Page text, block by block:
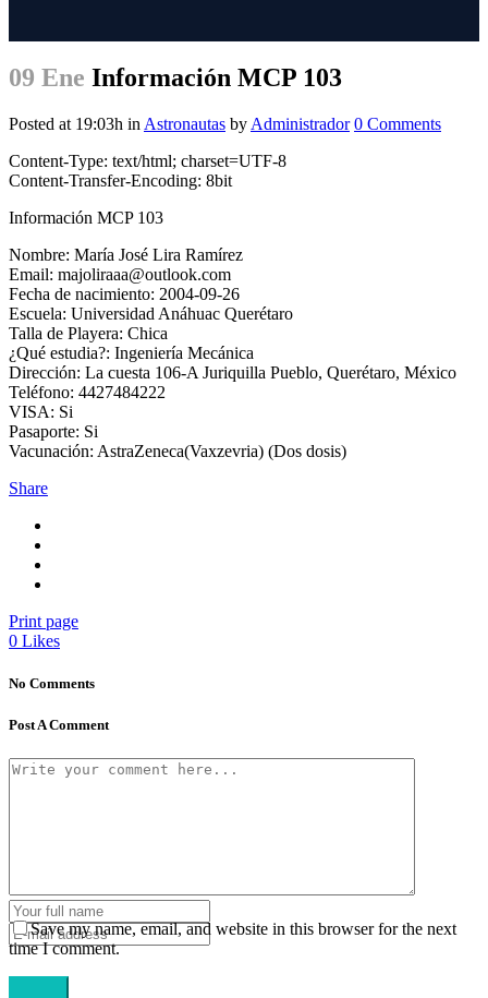
09 Ene Información MCP 103
Posted at 19:03h in Astronautas by Administrador 0 Comments
Content-Type: text/html; charset=UTF-8
Content-Transfer-Encoding: 8bit
Información MCP 103
Nombre: María José Lira Ramírez
Email: majoliraaa@outlook.com
Fecha de nacimiento: 2004-09-26
Escuela: Universidad Anáhuac Querétaro
Talla de Playera: Chica
¿Qué estudia?: Ingeniería Mecánica
Dirección: La cuesta 106-A Juriquilla Pueblo, Querétaro, México
Teléfono: 4427484222
VISA: Si
Pasaporte: Si
Vacunación: AstraZeneca(Vaxzevria) (Dos dosis)
Share
Print page
0 Likes
No Comments
Post A Comment
Save my name, email, and website in this browser for the next
time I comment.